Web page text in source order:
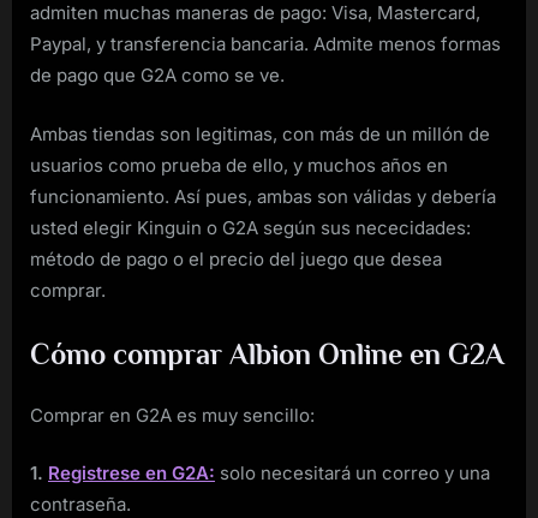
admiten muchas maneras de pago: Visa, Mastercard,
Paypal, y transferencia bancaria. Admite menos formas
de pago que G2A como se ve.
Ambas tiendas son legitimas, con más de un millón de
usuarios como prueba de ello, y muchos años en
funcionamiento. Así pues, ambas son válidas y debería
usted elegir Kinguin o G2A según sus nececidades:
método de pago o el precio del juego que desea
comprar.
Cómo comprar Albion Online en G2A
Comprar en G2A es muy sencillo:
1. Registrese en G2A: solo necesitará un correo y una
contraseña.